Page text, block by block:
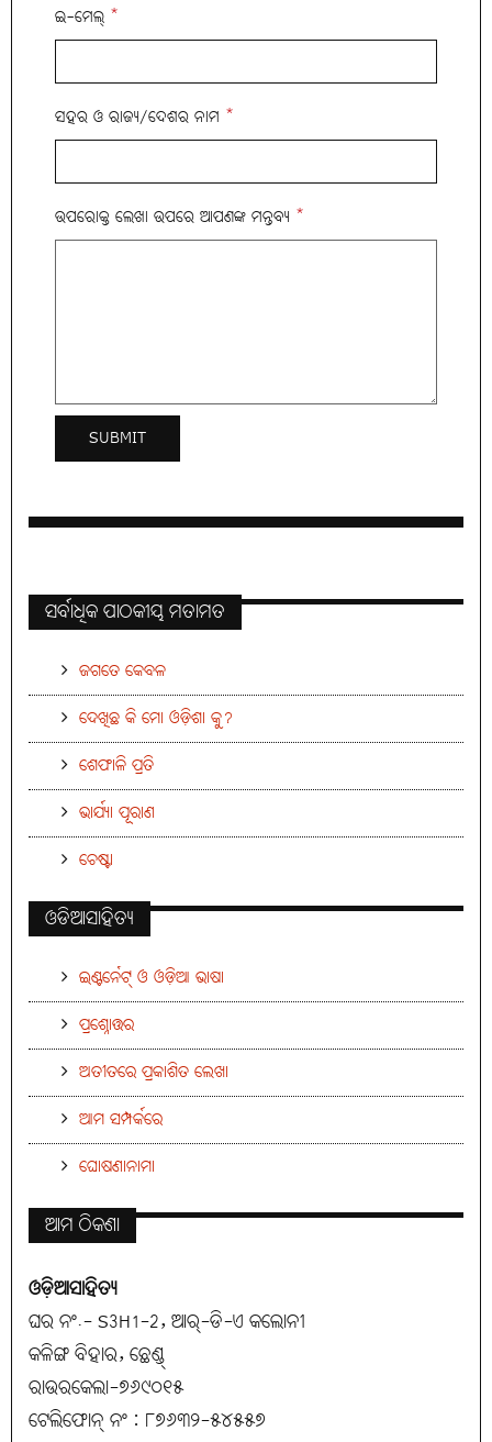
ଇ-ମେଲ୍ *
ସହର ଓ ରାଜ୍ୟ/ଦେଶର ନାମ *
ଉପରୋକ୍ତ ଲେଖା ଉପରେ ଆପଣଙ୍କ ମନ୍ତବ୍ୟ *
ସର୍ବାଧିକ ପାଠକୀୟ ମତାମତ
ଜଗତେ କେବଳ
ଦେଖିଛ କି ମୋ ଓଡ଼ିଶା କୁ?
ଶେଫାଳି ପ୍ରତି
ଭାର୍ଯ୍ୟା ପୂରାଣ
ଚେଷ୍ଟା
ଓଡିଆସାହିତ୍ୟ
ଇଣ୍ଟର୍ନେଟ୍ ଓ ଓଡ଼ିଆ ଭାଷା
ପ୍ରଶ୍ନୋତ୍ତର
ଅତୀତରେ ପ୍ରକାଶିତ ଲେଖା
ଆମ ସମ୍ପର୍କରେ
ଘୋଷଣାନାମା
ଆମ ଠିକଣା
ଓଡ଼ିଆସାହିତ୍ୟ
ଘର ନଂ.- S3H1-2, ଆର୍-ଡି-ଏ କଲୋନୀ
କଳିଙ୍ଗ ବିହାର, ଛେଣ୍ଡ୍
ରାଉରକେଲା-୭୬୯୦୧୫
ଟେଲିଫୋନ୍ ନଂ : ୮୭୬୩୨-୫୪୫୫୭